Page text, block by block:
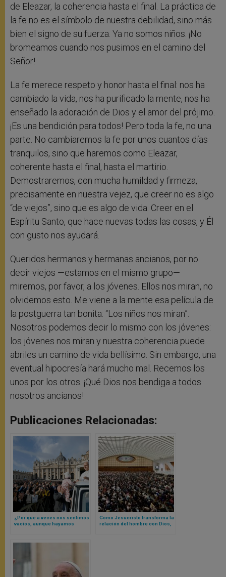
de Eleazar, la coherencia hasta el final. La práctica de
la fe no es el símbolo de nuestra debilidad, sino más
bien el signo de su fuerza. Ya no somos niños. ¡No
bromeamos cuando nos pusimos en el camino del
Señor!
La fe merece respeto y honor hasta el final: nos ha
cambiado la vida, nos ha purificado la mente, nos ha
enseñado la adoración de Dios y el amor del prójimo.
¡Es una bendición para todos! Pero toda la fe, no una
parte. No cambiaremos la fe por unos cuantos días
tranquilos, sino que haremos como Eleazar,
coherente hasta el final, hasta el martirio.
Demostraremos, con mucha humildad y firmeza,
precisamente en nuestra vejez, que creer no es algo
“de viejos”, sino que es algo de vida. Creer en el
Espíritu Santo, que hace nuevas todas las cosas, y Él
con gusto nos ayudará.
Queridos hermanos y hermanas ancianos, por no
decir viejos —estamos en el mismo grupo—
miremos, por favor, a los jóvenes. Ellos nos miran, no
olvidemos esto. Me viene a la mente esa película de
la postguerra tan bonita: “Los niños nos miran”.
Nosotros podemos decir lo mismo con los jóvenes:
los jóvenes nos miran y nuestra coherencia puede
abriles un camino de vida bellísimo. Sin embargo, una
eventual hipocresía hará mucho mal. Recemos los
unos por los otros. ¡Qué Dios nos bendiga a todos
nosotros ancianos!
Publicaciones Relacionadas:
¿Por qué a veces nos sentimos
vacíos, aunque hayamos
Cómo Jesucristo transforma la
relación del hombre con Dios,